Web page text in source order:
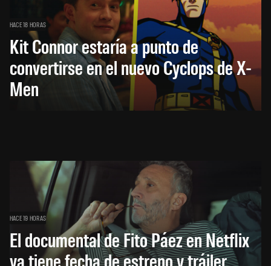
HACE 18 HORAS
Kit Connor estaría a punto de
convertirse en el nuevo Cyclops de X-
Men
HACE 19 HORAS
El documental de Fito Páez en Netflix
ya tiene fecha de estreno y tráiler